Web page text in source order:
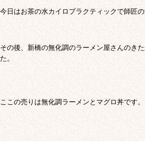
今日はお茶の水カイロプラクティックで師匠の
その後、新橋の無化調のラーメン屋さんのき
た。
ここの売りは無化調ラーメンとマグロ丼です。